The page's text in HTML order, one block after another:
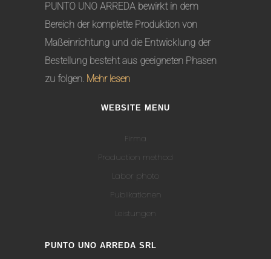
PUNTO UNO ARREDA bewirkt in dem
Bereich der komplette Produktion von
Maßeinrichtung und die Entwicklung der
Bestellung besteht aus geeigneten Phasen
zu folgen. Mehr lesen
WEBSITE MENU
Firma
Production method
Labor photo
Publikationen
Leistungen
PUNTO UNO ARREDA SRL